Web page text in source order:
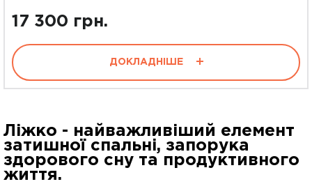
17 300 грн.
ДОКЛАДНІШЕ
Ліжко - найважливіший елемент
затишної спальні, запорука
здорового сну та продуктивного
життя.